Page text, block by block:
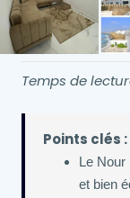
Temps de
Points clés :
Le Nour
et bien